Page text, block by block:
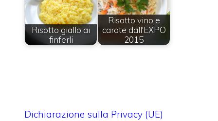
Risotto giallo ai
finferli
Risotto vino e
carote dall'EXPO
2015
Dichiarazione sulla Privacy (UE)